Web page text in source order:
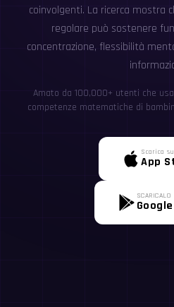
coinvolgenti. La ricerca mostra
regolare può sostenere
concentrazione, flessibilità
Amato da 100,000+ utenti che
competenze matematiche di
Scarica su
App
SCARICALO